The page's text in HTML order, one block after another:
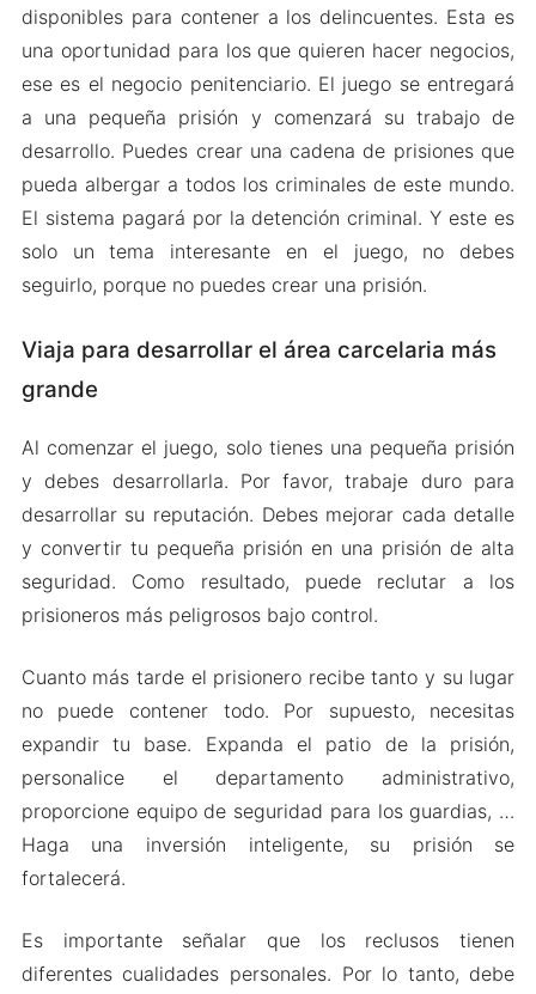
disponibles para contener a los delincuentes. Esta es
una oportunidad para los que quieren hacer negocios,
ese es el negocio penitenciario. El juego se entregará
a una pequeña prisión y comenzará su trabajo de
desarrollo. Puedes crear una cadena de prisiones que
pueda albergar a todos los criminales de este mundo.
El sistema pagará por la detención criminal. Y este es
solo un tema interesante en el juego, no debes
seguirlo, porque no puedes crear una prisión.
Viaja para desarrollar el área carcelaria más
grande
Al comenzar el juego, solo tienes una pequeña prisión
y debes desarrollarla. Por favor, trabaje duro para
desarrollar su reputación. Debes mejorar cada detalle
y convertir tu pequeña prisión en una prisión de alta
seguridad. Como resultado, puede reclutar a los
prisioneros más peligrosos bajo control.
Cuanto más tarde el prisionero recibe tanto y su lugar
no puede contener todo. Por supuesto, necesitas
expandir tu base. Expanda el patio de la prisión,
personalice el departamento administrativo,
proporcione equipo de seguridad para los guardias, …
Haga una inversión inteligente, su prisión se
fortalecerá.
Es importante señalar que los reclusos tienen
diferentes cualidades personales. Por lo tanto, debe